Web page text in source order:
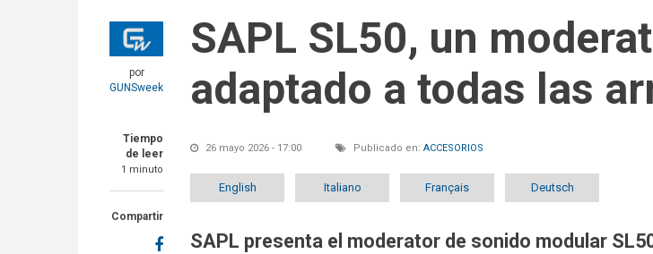
por
GUNSweek
Tiempo
de leer
1 minuto
Compartir
SAPL SL50, un moderator de sonido
adaptado a todas las
26 mayo 2026 - 17:00 Publicado en: ACCESORIOS
English Italiano Français Deutsch
SAPL presenta el moderator de sonido modular